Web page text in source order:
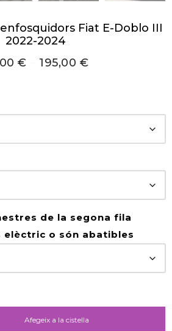
Fiat E-Doblo III
2022-2024
€ 195,00 €
de la segona fila
elèctric o són abatibles
Afegeix a la cistella